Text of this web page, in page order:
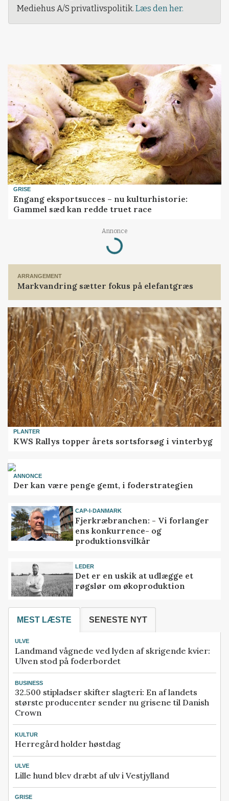
Mediehus A/S privatlivspolitik. Læs den her.
GRISE
Engang eksportsucces – nu kulturhistorie:
Gammel sæd kan redde truet race
Annonce
Loading...
ARRANGEMENT
Markvandring sætter fokus på elefantgræs
PLANTER
KWS Rallys topper årets sortsforsøg i vinterbyg
ANNONCE
Der kan være penge gemt, i foderstrategien
CAP-I-DANMARK
Fjerkræbranchen: - Vi forlanger
ens konkurrence- og
produktionsvilkår
LEDER
Det er en uskik at udlægge et
røgslør om økoproduktion
MEST LÆSTE SENESTE NYT
ULVE
Landmand vågnede ved lyden af skrigende kvier:
Ulven stod på foderbordet
BUSINESS
32.500 stipladser skifter slagteri: En af landets
største producenter sender nu grisene til Danish
Crown
KULTUR
Herregård holder høstdag
ULVE
Lille hund blev dræbt af ulv i Vestjylland
GRISE